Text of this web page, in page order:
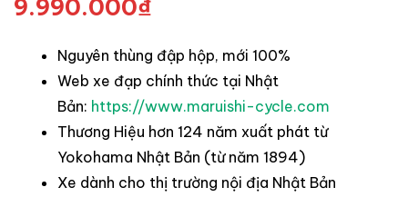
9.990.000₫
Nguyên thùng đập hộp, mới 100%
Web xe đạp chính thức tại Nhật
Bản: https://www.maruishi-cycle.com
Thương Hiệu hơn 124 năm xuất phát từ
Yokohama Nhật Bản (từ năm 1894)
Xe dành cho thị trường nội địa Nhật Bản